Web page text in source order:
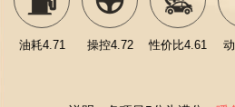
油耗4.71 操控4.72 性价比4.61